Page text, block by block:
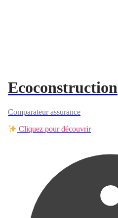
Ecoconstruction
Comparateur assurance
Cliquez pour découvrir